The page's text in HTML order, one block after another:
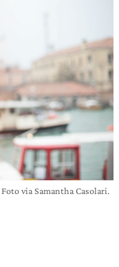
via Samantha Casolari.